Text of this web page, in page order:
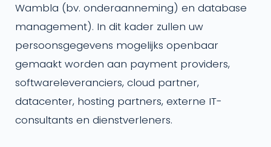
Wambla (bv. onderaanneming) en database
management). In dit kader zullen uw
persoonsgegevens mogelijks openbaar
gemaakt worden aan payment providers,
softwareleveranciers, cloud partner,
datacenter, hosting partners, externe IT-
consultants en dienstverleners.